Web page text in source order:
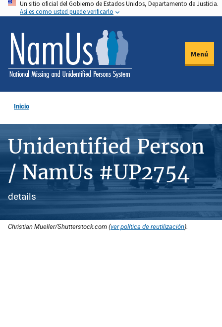
Pasar
al
contenido
principal
Un sitio oficial del Gobierno de Estados Unidos, Departamento de Justicia.
Así es como usted puede verificarlo
Menú
Inicio
Unidentified Person
/ NamUs #UP2754
details
Christian Mueller/Shutterstock.com (ver política de reutilización).